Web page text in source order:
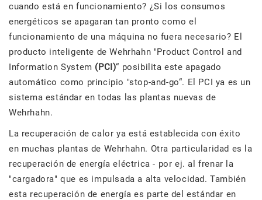
cuando está en funcionamiento? ¿Si los consumos
energéticos se apagaran tan pronto como el
funcionamiento de una máquina no fuera necesario? El
producto inteligente de Wehrhahn "Product Control and
Information System (PCI)“ posibilita este apagado
automático como principio "stop-and-go“. El PCI ya es un
sistema estándar en todas las plantas nuevas de
Wehrhahn.
La recuperación de calor ya está establecida con éxito
en muchas plantas de Wehrhahn. Otra particularidad es la
recuperación de energía eléctrica - por ej. al frenar la
"cargadora" que es impulsada a alta velocidad. También
esta recuperación de energía es parte del estándar en